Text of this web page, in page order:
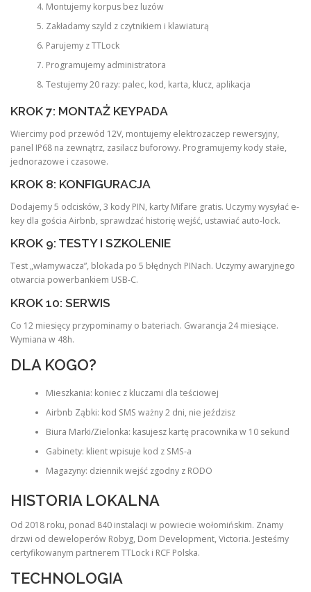
Montujemy korpus bez luzów
Zakładamy szyld z czytnikiem i klawiaturą
Parujemy z TTLock
Programujemy administratora
Testujemy 20 razy: palec, kod, karta, klucz, aplikacja
KROK 7: MONTAŻ KEYPADA
Wiercimy pod przewód 12V, montujemy elektrozaczep rewersyjny,
panel IP68 na zewnątrz, zasilacz buforowy. Programujemy kody stałe,
jednorazowe i czasowe.
KROK 8: KONFIGURACJA
Dodajemy 5 odcisków, 3 kody PIN, karty Mifare gratis. Uczymy wysyłać e-
key dla gościa Airbnb, sprawdzać historię wejść, ustawiać auto-lock.
KROK 9: TESTY I SZKOLENIE
Test „włamywacza”, blokada po 5 błędnych PINach. Uczymy awaryjnego
otwarcia powerbankiem USB-C.
KROK 10: SERWIS
Co 12 miesięcy przypominamy o bateriach. Gwarancja 24 miesiące.
Wymiana w 48h.
DLA KOGO?
Mieszkania: koniec z kluczami dla teściowej
Airbnb Ząbki: kod SMS ważny 2 dni, nie jeździsz
Biura Marki/Zielonka: kasujesz kartę pracownika w 10 sekund
Gabinety: klient wpisuje kod z SMS-a
Magazyny: dziennik wejść zgodny z RODO
HISTORIA LOKALNA
Od 2018 roku, ponad 840 instalacji w powiecie wołomińskim. Znamy
drzwi od deweloperów Robyg, Dom Development, Victoria. Jesteśmy
certyfikowanym partnerem TTLock i RCF Polska.
TECHNOLOGIA